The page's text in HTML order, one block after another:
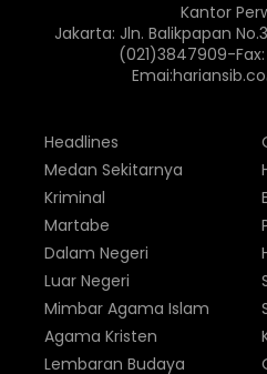
Kantor
Jakarta: Jln. Balikpapan
(021)3847909-
Headlines
Medan Sekitarnya
Kriminal
Martabe
Dalam Negeri
Luar Negeri
Mimbar Agama Islam
Agama Kristen
Lembaran Budaya